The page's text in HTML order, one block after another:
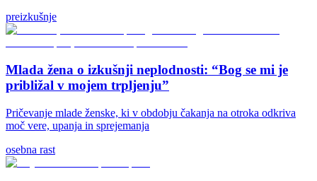
preizkušnje
Mlada žena o izkušnji neplodnosti: “Bog se mi je
približal v mojem trpljenju”
Pričevanje mlade ženske, ki v obdobju čakanja na otroka odkriva
moč vere, upanja in sprejemanja
osebna rast